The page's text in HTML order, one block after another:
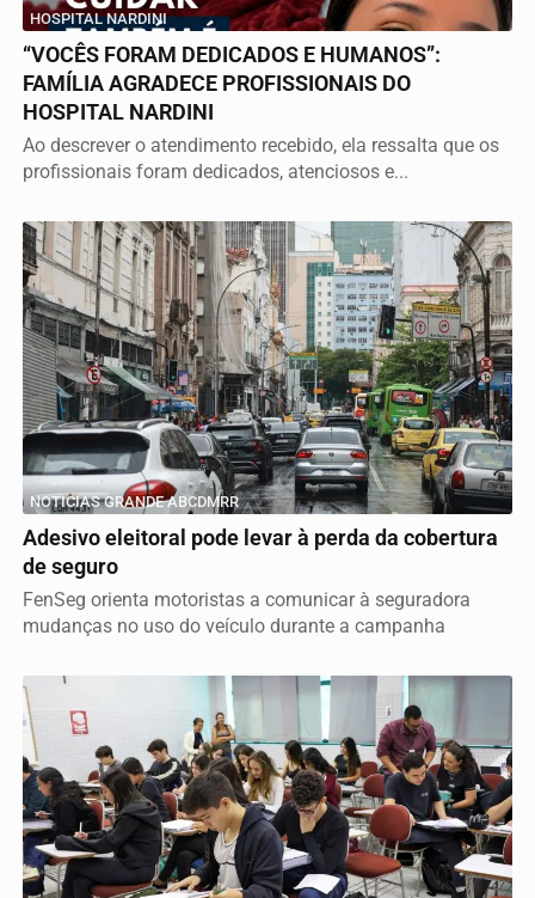
HOSPITAL NARDINI
“VOCÊS FORAM DEDICADOS E HUMANOS”:
FAMÍLIA AGRADECE PROFISSIONAIS DO
HOSPITAL NARDINI
Ao descrever o atendimento recebido, ela ressalta que os
profissionais foram dedicados, atenciosos e...
NOTICIAS GRANDE ABCDMRR
Adesivo eleitoral pode levar à perda da cobertura
de seguro
FenSeg orienta motoristas a comunicar à seguradora
mudanças no uso do veículo durante a campanha